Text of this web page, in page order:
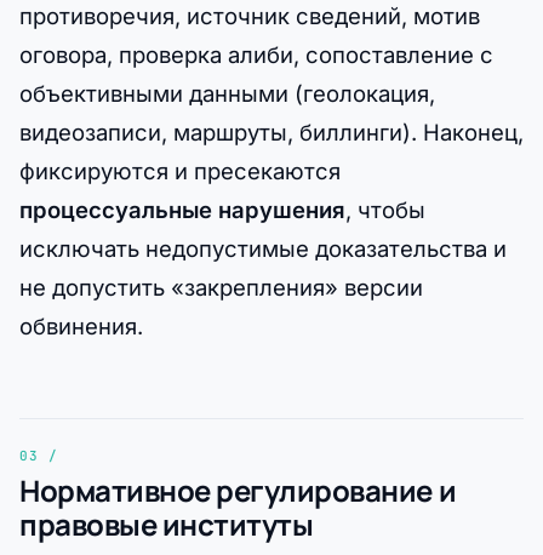
противоречия, источник сведений, мотив
оговора, проверка алиби, сопоставление с
объективными данными (геолокация,
видеозаписи, маршруты, биллинги). Наконец,
фиксируются и пресекаются
процессуальные нарушения, чтобы
исключать недопустимые доказательства и
не допустить «закрепления» версии
обвинения.
Нормативное регулирование и
правовые институты